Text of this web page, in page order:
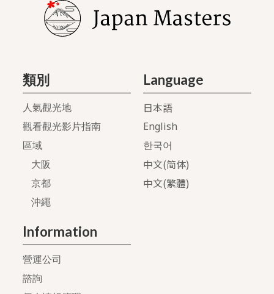
類別
人氣觀光地
觀看觀光影片指南
區域
大阪
京都
沖繩
Language
日本語
English
한국어
中文(简体)
中文(繁體)
Information
營運公司
諮詢